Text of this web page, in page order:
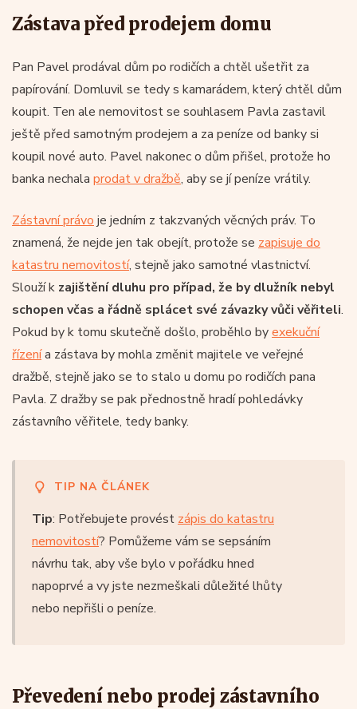
nemovitosti. K tomu slouží různé onlinekalkulačky
splátky nebo maximální výše úvěru. Výsledek ale vždy
závisí na tom, zda splníte konkrétnípodmínky pro
hypotéku , například minimální příjem, podíl vlastních
prostředků nebo věkovou hranici.
Zástava před prodejem domu
Pan Pavel prodával dům po rodičích a chtěl ušetřit za
papírování. Domluvil se tedy s kamarádem, který chtěl dům
koupit. Ten ale nemovitost se souhlasem Pavla zastavil
ještě před samotným prodejem a za peníze od banky si
koupil nové auto. Pavel nakonec o dům přišel, protože ho
banka nechala prodat v dražbě, aby se jí peníze vrátily.
Zástavní právo je jedním z takzvaných věcných práv. To
znamená, že nejde jen tak obejít, protože se zapisuje do
katastru nemovitostí, stejně jako samotné vlastnictví.
Slouží k zajištění dluhu pro případ, že by dlužník nebyl
schopen včas a řádně splácet své závazky vůči věřiteli.
Pokud by k tomu skutečně došlo, proběhlo byexekuční
řízenía zástava by mohla změnit majitele ve veřejné
dražbě, stejně jako se to stalo u domu po rodičích pana
Pavla. Z dražby se pak přednostně hradí pohledávky
zástavního věřitele, tedy banky.
TIP NA ČLÁNEK
Tip: Potřebujete provést zápis do katastru
nemovitostí? Pomůžeme vám se sepsáním
návrhu tak, aby vše bylo v pořádku hned
napoprvé a vy jste nezmeškali důležité lhůty
nebo nepřišli o peníze.
Převedení nebo prodej zástavního